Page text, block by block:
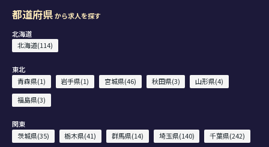
都道府県から求人を探す
北海道
北海道(114)
東北
青森県(1)
岩手県(1) 宮城県(46) 秋田県(3)
山形県(4)
福島県(3)
関東
茨城県(35)
栃木県(41) 群馬県(14) 埼玉県(140)
千葉県(242)